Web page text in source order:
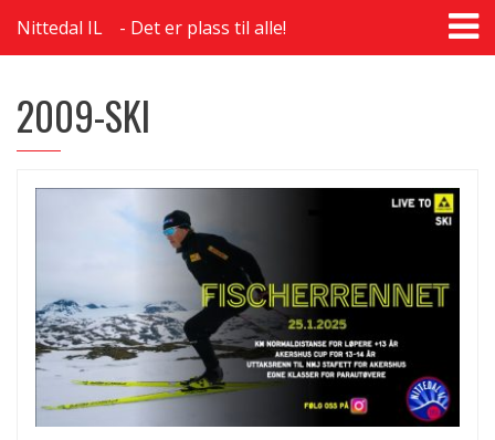
Nittedal IL Det er plass til alle!
2009-SKI